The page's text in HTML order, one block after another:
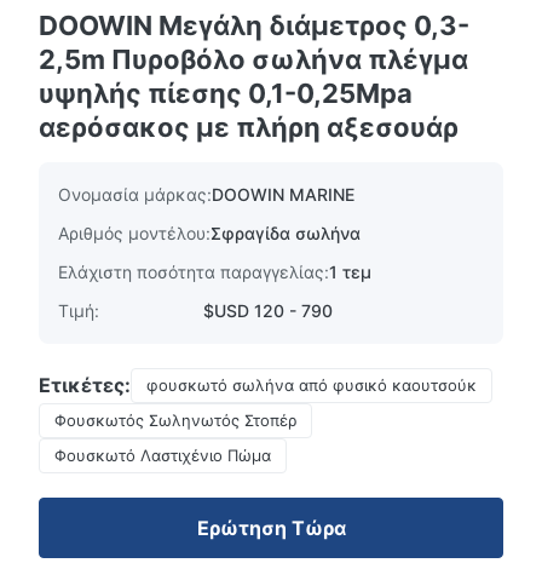
DOOWIN Μεγάλη διάμετρος 0,3-
2,5m Πυροβόλο σωλήνα πλέγμα
υψηλής πίεσης 0,1-0,25Mpa
αερόσακος με πλήρη αξεσουάρ
Ονομασία μάρκας:DOOWIN MARINE
Αριθμός μοντέλου:Σφραγίδα σωλήνα
Ελάχιστη ποσότητα παραγγελίας:1 τεμ
Τιμή:
$USD 120 - 790
Ετικέτες:
φουσκωτό σωλήνα από φυσικό καουτσούκ
Φουσκωτός Σωληνωτός Στοπέρ
Φουσκωτό Λαστιχένιο Πώμα
Ερώτηση Τώρα